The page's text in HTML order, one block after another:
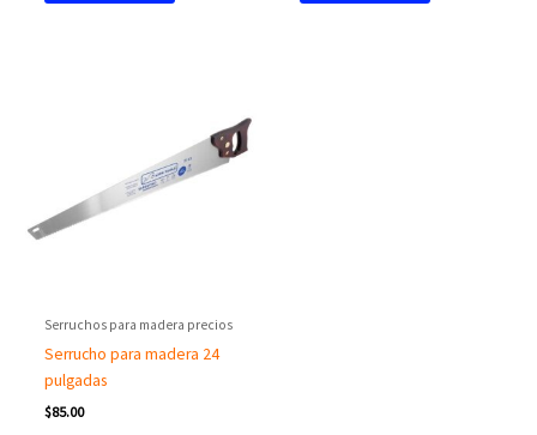
Serruchos para madera precios
Serrucho para madera 24
pulgadas
$85.00